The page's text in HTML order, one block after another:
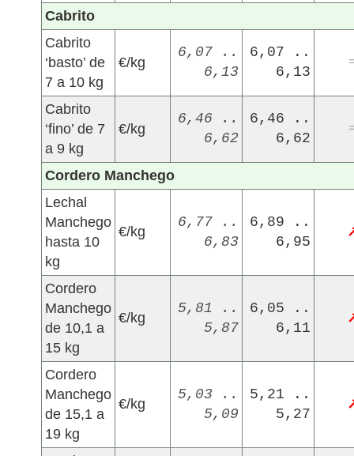
Cabrito
Cabrito
‘basto’ de
7 a 10 kg
€/kg
6,07 ..
6,13
6,07 ..
6,13
Cabrito
‘fino’ de 7
a 9 kg
€/kg
6,46 ..
6,62
6,46 ..
6,62
Cordero Manchego
Lechal
Manchego
hasta 10
kg
€/kg
6,77 ..
6,83
6,89 ..
6,95
Cordero
Manchego
de 10,1 a
15 kg
€/kg
5,81 ..
5,87
6,05 ..
6,11
Cordero
Manchego
de 15,1 a
19 kg
€/kg
5,03 ..
5,09
5,21 ..
5,27